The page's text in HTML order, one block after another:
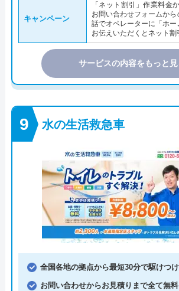
キャンペーン
「ネット割引」作業料金
お問い合わせフォームか
話でオペレーターに「ホー
お伝えいただくとネット割
サービスの内容をもっと見
水の生活救急車
全国各地の拠点から最短30分で駆けつけ
お問い合わせからお見積りまで全て無料